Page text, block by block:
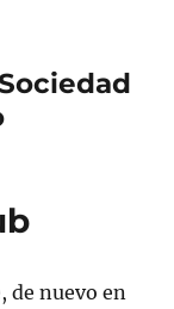
de nuevo en